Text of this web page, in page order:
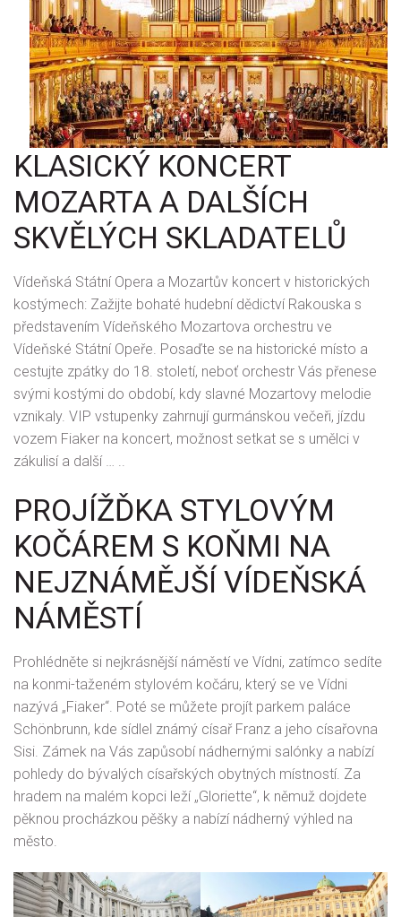
KLASICKÝ KONCERT
MOZARTA A DALŠÍCH
SKVĚLÝCH SKLADATELŮ
Vídeňská Státní Opera a Mozartův koncert v historických
kostýmech: Zažijte bohaté hudební dědictví Rakouska s
představením Vídeňského Mozartova orchestru ve
Vídeňské Státní Opeře. Posaďte se na historické místo a
cestujte zpátky do 18. století, neboť orchestr Vás přenese
svými kostými do období, kdy slavné Mozartovy melodie
vznikaly. VIP vstupenky zahrnují gurmánskou večeři, jízdu
vozem Fiaker na koncert, možnost setkat se s umělci v
zákulisí a další … ..
PROJÍŽĎKA STYLOVÝM
KOČÁREM S KOŇMI NA
NEJZNÁMĚJŠÍ VÍDEŇSKÁ
NÁMĚSTÍ
Prohlédněte si nejkrásnější náměstí ve Vídni, zatímco sedíte
na konmi-taženém stylovém kočáru, který se ve Vídni
nazývá „Fiaker“. Poté se můžete projít parkem paláce
Schönbrunn, kde sídlel známý císař Franz a jeho císařovna
Sisi. Zámek na Vás zapůsobí nádhernými salónky a nabízí
pohledy do bývalých císařských obytných místností. Za
hradem na malém kopci leží „Gloriette“, k němuž dojdete
pěknou procházkou pěšky a nabízí nádherný výhled na
město.